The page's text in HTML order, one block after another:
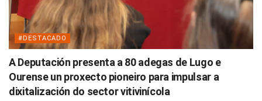
#DESTACADO
A Deputación presenta a 80 adegas de Lugo e
Ourense un proxecto pioneiro para impulsar a
dixitalización do sector vitivinícola